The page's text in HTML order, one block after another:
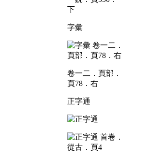
下
字彙
卷一二．頁部．
頁78．右
正字通